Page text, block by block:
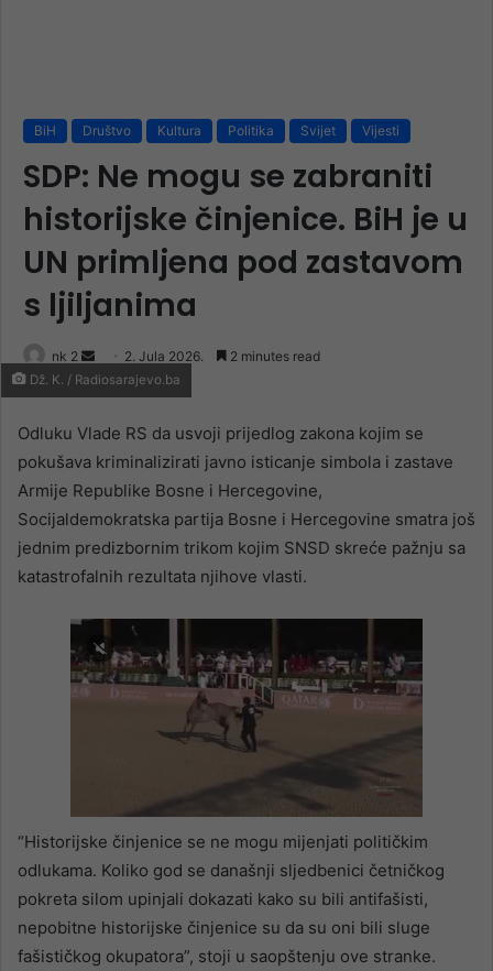
BiH Društvo Kultura Politika Svijet Vijesti
SDP: Ne mogu se zabraniti
historijske činjenice. BiH je u
UN primljena pod zastavom
s ljiljanima
nk 2
Send
an
2. Jula 2026. 2 minutes read
Dž. K. / Radiosarajevo.ba
Odluku Vlade RS da usvoji prijedlog zakona kojim se
pokušava kriminalizirati javno isticanje simbola i zastave
Armije Republike Bosne i Hercegovine,
Socijaldemokratska partija Bosne i Hercegovine smatra još
jednim predizbornim trikom kojim SNSD skreće pažnju sa
katastrofalnih rezultata njihove vlasti.
“Historijske činjenice se ne mogu mijenjati političkim
odlukama. Koliko god se današnji sljedbenici četničkog
pokreta silom upinjali dokazati kako su bili antifašisti,
nepobitne historijske činjenice su da su oni bili sluge
fašističkog okupatora”, stoji u saopštenju ove stranke.